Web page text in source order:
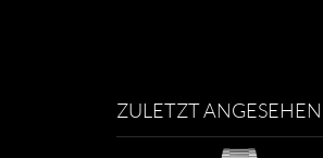
ZULETZT ANGESEHEN